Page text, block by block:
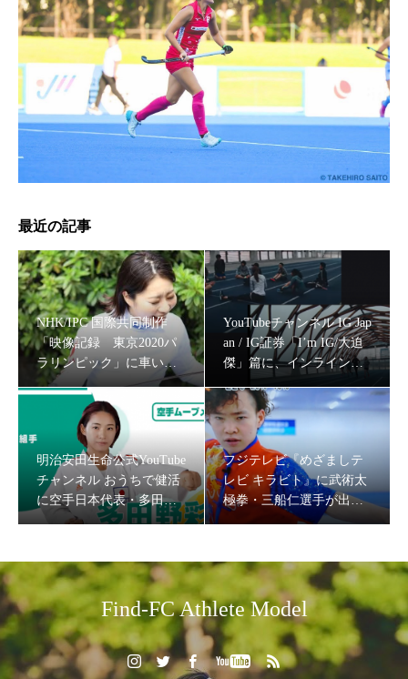
明治安田生命公式YouTubeチャンネル おうちで健活に空手
フジテレビ『めざましテレビ キラビト』に武術太極拳・
三船仁選手が出演！
最近の記事
NHK/IPC 国際共同制作
「映像記録 東京2020パ
ラリンピック」に車いす
フェンシング・河合紫乃
選手が出演
YouTubeチャンネル IG Jap
an / IG証券「I’m IG/大迫
傑」篇に、インラインス
ラランナーみゃこ、薬剤
師ランナーなっちゃんを
キャスティング
明治安田生命公式YouTube
チャンネル おうちで健活
に空手日本代表・多田野
彩香をキャスティング
フジテレビ『めざましテ
レビ キラビト』に武術太
極拳・三船仁選手が出
Find-FC Athlete Model